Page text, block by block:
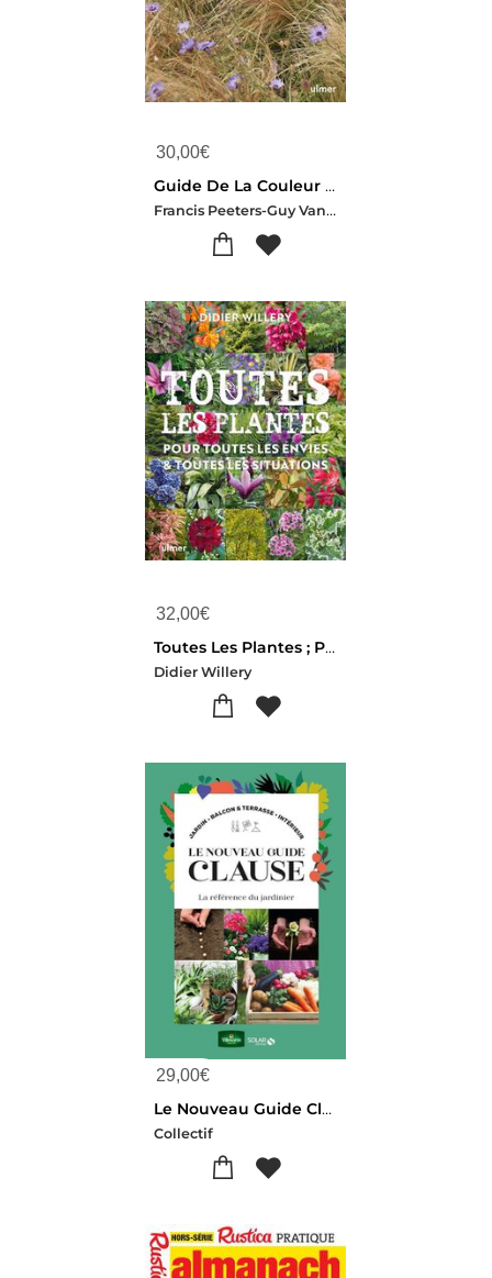
30,00€
Guide De La Couleur Au Jardin
Francis Peeters-Guy Vandersande
32,00€
Toutes Les Plantes ; Pour Toutes Les Envies & Toutes Les Situations
Didier Willery
29,00€
Le Nouveau Guide Clause Du Jardin
Collectif